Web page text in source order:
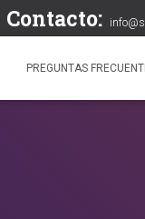
Contacto:
PREGUNTAS